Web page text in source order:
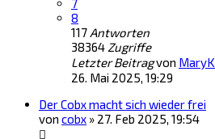
7
8
117 Antworten
38364 Zugriffe
Letzter Beitragvon MaryK
26. Mai 2025, 19:29
Der Cobx macht sich wieder frei
von cobx » 27. Feb 2025, 19:54